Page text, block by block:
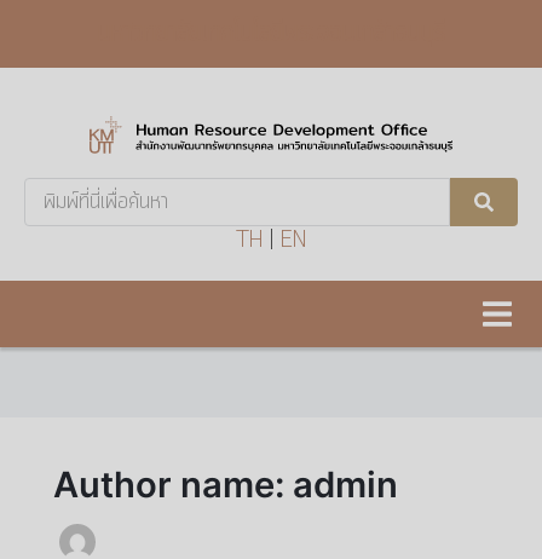
Search
TH EN
Author name: admin